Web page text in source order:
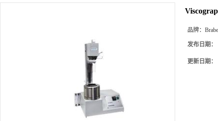
品牌：
发布日期：
更新日期：